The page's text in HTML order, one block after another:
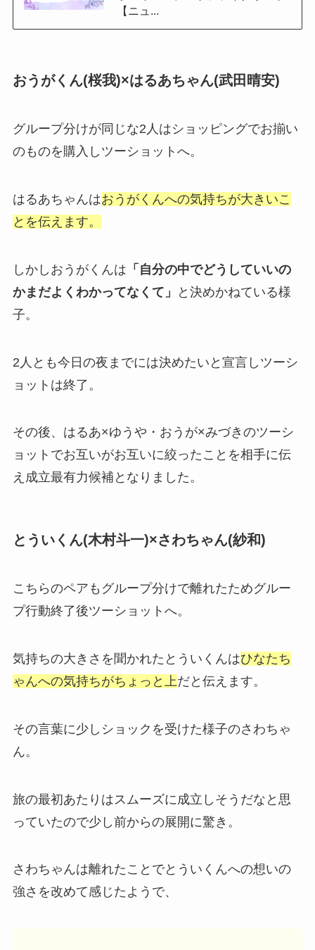
【ニュ...
おうがくん(桜我)×はるあちゃん(武田晴安)
グループ分けが同じな2人はショッピングでお揃い
のものを購入しツーショットへ。
はるあちゃんはおうがくんへの気持ちが大きいこ
とを伝えます。
しかしおうがくんは 「自分の中でどうしていいの
かまだよくわかってなくて」
と決めかねている様
子。
2人とも今日の夜までには決めたいと宣言しツーシ
ョットは終了。
その後、はるあ×ゆうや・おうが×みづきのツーシ
ョットでお互いがお互いに絞ったことを相手に伝
え成立最有力候補となりました。
とういくん(木村斗一)×さわちゃん(紗和)
こちらのペアもグループ分けで離れたためグルー
プ行動終了後ツーショットへ。
気持ちの大きさを聞かれたとういくんはひなたち
ゃんへの気持ちがちょっと上だと伝えます。
その言葉に少しショックを受けた様子のさわちゃ
ん。
旅の最初あたりはスムーズに成立しそうだなと思
っていたので少し前からの展開に驚き。
さわちゃんは離れたことでとういくんへの想いの
強さを改めて感じたようで、